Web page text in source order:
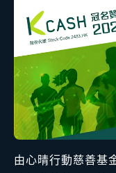
由心晴行動慈善基